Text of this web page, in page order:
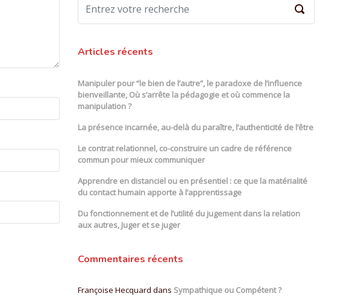
Articles récents
Manipuler pour “le bien de l’autre”, le paradoxe de l’influence
bienveillante, Où s’arrête la pédagogie et où commence la
manipulation ?
La présence incarnée, au-delà du paraître, l’authenticité de l’être
Le contrat relationnel, co-construire un cadre de référence
commun pour mieux communiquer
Apprendre en distanciel ou en présentiel : ce que la matérialité
du contact humain apporte à l’apprentissage
Du fonctionnement et de l’utilité du jugement dans la relation
aux autres, Juger et se juger
Commentaires récents
Françoise Hecquard dans Sympathique ou Compétent ?